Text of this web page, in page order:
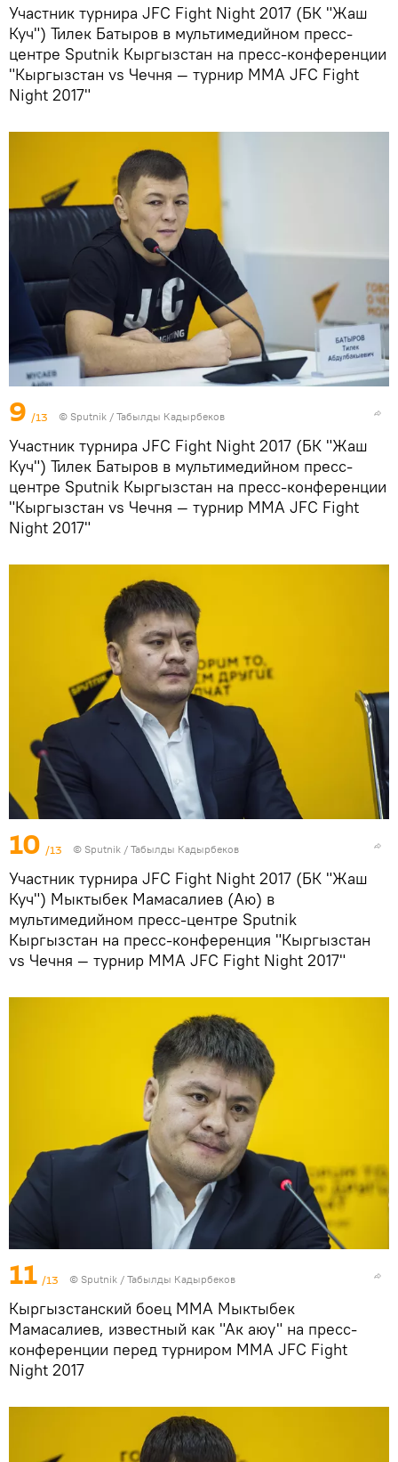
Участник турнира JFC Fight Night 2017 (БК "Жаш
Куч") Тилек Батыров в мультимедийном пресс-
центре Sputnik Кыргызстан на пресс-конференции
"Кыргызстан vs Чечня — турнир ММА JFC Fight
Night 2017"
9 /13 © Sputnik / Табылды Кадырбеков
Участник турнира JFC Fight Night 2017 (БК "Жаш
Куч") Тилек Батыров в мультимедийном пресс-
центре Sputnik Кыргызстан на пресс-конференции
"Кыргызстан vs Чечня — турнир ММА JFC Fight
Night 2017"
10 /13 © Sputnik / Табылды Кадырбеков
Участник турнира JFC Fight Night 2017 (БК "Жаш
Куч") Мыктыбек Мамасалиев (Аю) в
мультимедийном пресс-центре Sputnik
Кыргызстан на пресс-конференция "Кыргызстан
vs Чечня — турнир ММА JFC Fight Night 2017"
11 /13 © Sputnik / Табылды Кадырбеков
Кыргызстанский боец MMA Мыктыбек
Мамасалиев, известный как "Ак аюу" на пресс-
конференции перед турниром ММА JFC Fight
Night 2017